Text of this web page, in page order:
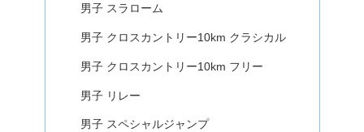
男子 スラローム
男子 クロスカントリー10km クラシカル
男子 クロスカントリー10km フリー
男子 リレー
男子 スペシャルジャンプ